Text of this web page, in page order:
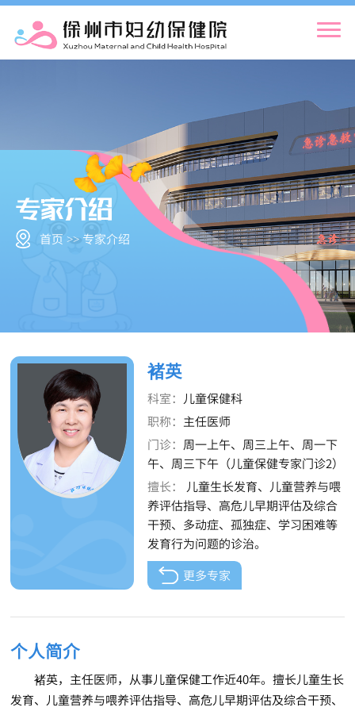
首页 >> 专家介绍
褚英
科室： 儿童保健科
职称： 主任医师
门诊： 周一上午、周三上午、周一下
午、周三下午（儿童保健专家门诊2）
擅长：
儿童生长发育、儿童营养与喂
养评估指导、高危儿早期评估及综合
干预、多动症、孤独症、学习困难等
发育行为问题的诊治。
更多专家
个人简介
褚英，主任医师，从事儿童保健工作近40年。擅长儿童生长
发育、儿童营养与喂养评估指导、高危儿早期评估及综合干预、